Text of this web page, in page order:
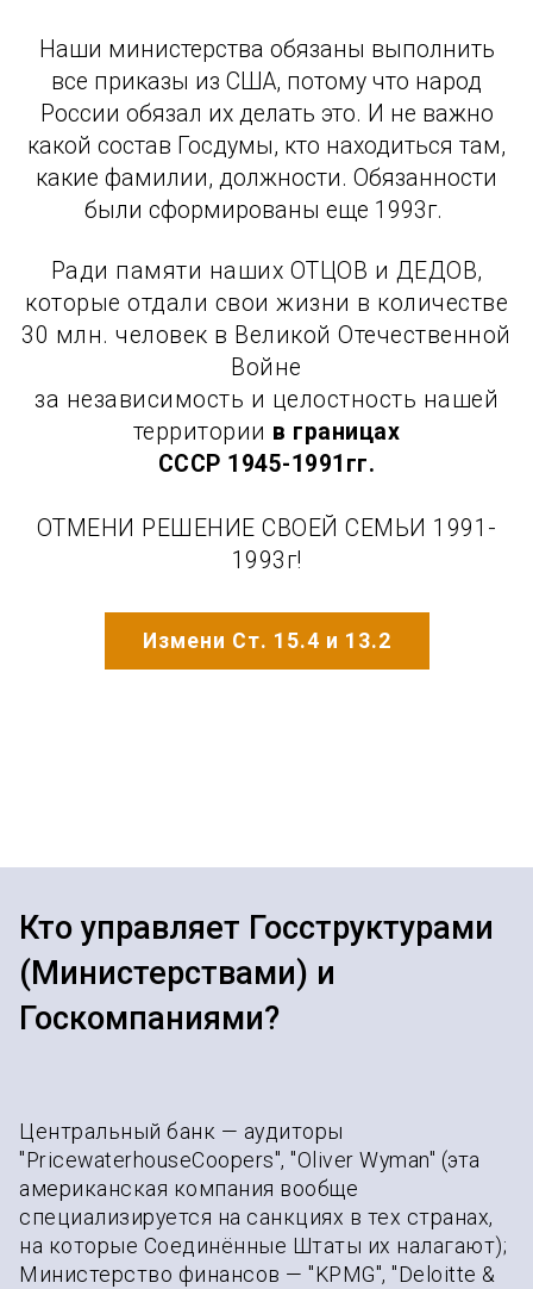
Наши министерства обязаны выполнить
все приказы из США, потому что народ
России обязал их делать это. И не важно
какой состав Госдумы, кто находиться там,
какие фамилии, должности. Обязанности
были сформированы еще 1993г.
Ради памяти наших ОТЦОВ и ДЕДОВ,
которые отдали свои жизни в количестве
30 млн. человек в Великой Отечественной
Войне
за независимость и целостность нашей
территории в границах
СССР 1945-1991гг.
ОТМЕНИ РЕШЕНИЕ СВОЕЙ СЕМЬИ 1991-
1993г!
Измени Ст. 15.4 и 13.2
Кто управляет Госструктурами
(Министерствами) и
Госкомпаниями?
Центральный банк — аудиторы
"PricewaterhouseCoopers", "Oliver Wyman" (эта
американская компания вообще
специализируется на санкциях в тех странах,
на которые Соединённые Штаты их налагают);
Министерство финансов — "KPMG", "Deloitte &